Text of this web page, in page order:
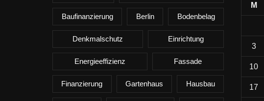
Baufinanzierung Berlin Bodenbelag
Denkmalschutz Einrichtung
Energieeffizienz Fassade
Finanzierung Gartenhaus Hausbau
M
3
10
17